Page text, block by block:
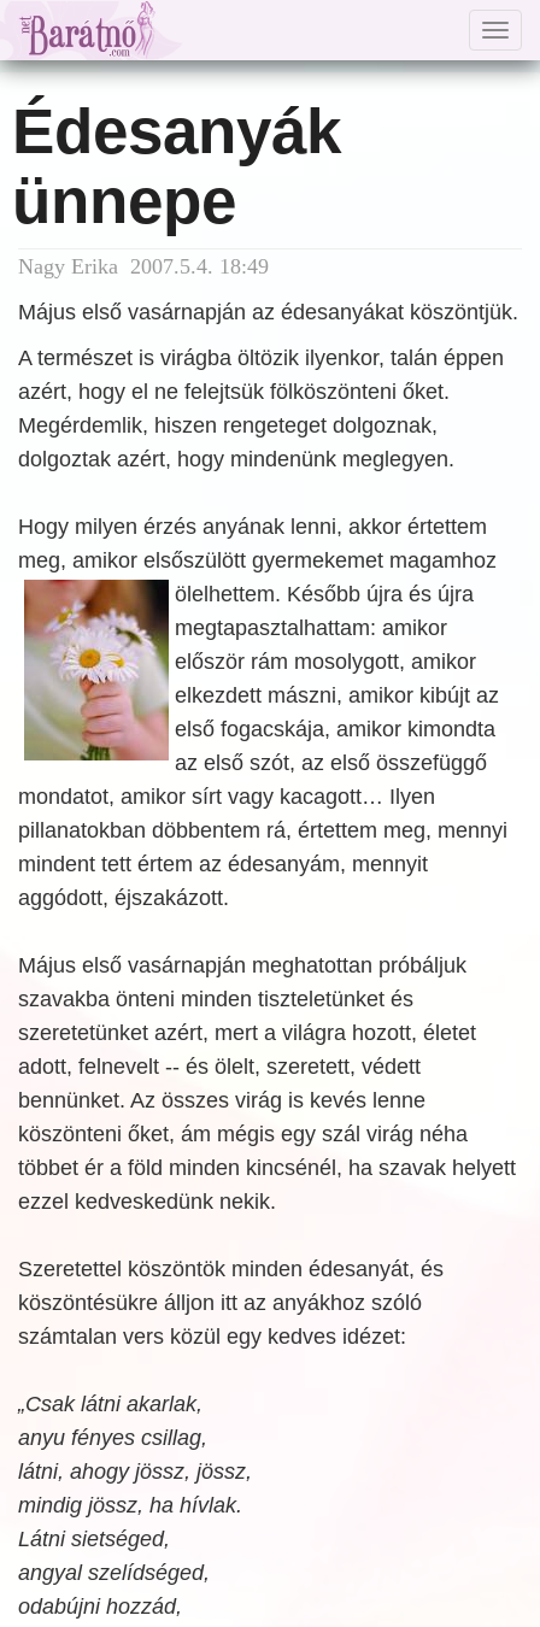
Édesanyák
ünnepe
Nagy Erika 2007.5.4. 18:49
Május első vasárnapján az édesanyákat köszöntjük.
A természet is virágba öltözik ilyenkor, talán éppen
azért, hogy el ne felejtsük fölköszönteni őket.
Megérdemlik, hiszen rengeteget dolgoznak,
dolgoztak azért, hogy mindenünk meglegyen.
Hogy milyen érzés anyának lenni, akkor értettem
meg, amikor elsőszülött gyermekemet magamhoz
ölelhettem. Később újra és újra
megtapasztalhattam: amikor
először rám mosolygott, amikor
elkezdett mászni, amikor kibújt az
első fogacskája, amikor kimondta
az első szót, az első összefüggő
mondatot, amikor sírt vagy kacagott… Ilyen
pillanatokban döbbentem rá, értettem meg, mennyi
mindent tett értem az édesanyám, mennyit
aggódott, éjszakázott.
Május első vasárnapján meghatottan próbáljuk
szavakba önteni minden tiszteletünket és
szeretetünket azért, mert a világra hozott, életet
adott, felnevelt -- és ölelt, szeretett, védett
bennünket. Az összes virág is kevés lenne
köszönteni őket, ám mégis egy szál virág néha
többet ér a föld minden kincsénél, ha szavak helyett
ezzel kedveskedünk nekik.
Szeretettel köszöntök minden édesanyát, és
köszöntésükre álljon itt az anyákhoz szóló
számtalan vers közül egy kedves idézet:
„Csak látni akarlak,
anyu fényes csillag,
látni, ahogy jössz, jössz,
mindig jössz, ha hívlak.
Látni sietséged,
angyal szelídséged,
odabújni hozzád,